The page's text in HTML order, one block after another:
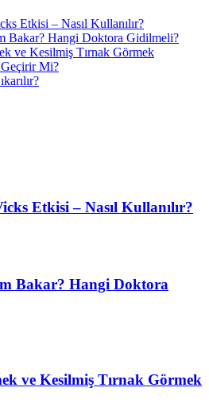
Etkisi – Nasıl Kullanılır?
Bakar? Hangi Doktora Gidilmeli?
ve Kesilmiş Tırnak Görmek
Geçirir Mi?
Etkisi – Nasıl Kullanılır?
Bakar? Hangi Doktora
ve Kesilmiş Tırnak Görmek